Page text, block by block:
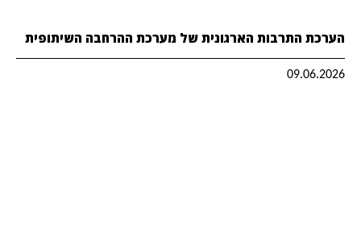
הערכת התרבות הארגונית של מערכת ההרחבה השיתופית
09.06.2026